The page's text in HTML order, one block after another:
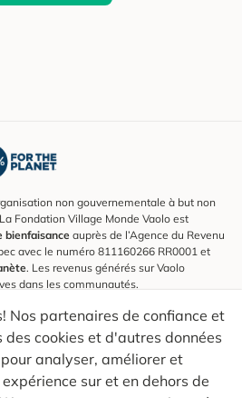
Nos partenaires de confiance et
des cookies et d'autres données
analyser, améliorer et
sur et en dehors de
non gouvernementale à but non
Fondation Village Monde Vaolo est
bienfaisance auprès de l’Agence du Revenu
avec le numéro 811160266 RR0001 et
. Les revenus générés sur Vaolo
dans les communautés.
suivre nos explorateurs et recevoir des
conscients.